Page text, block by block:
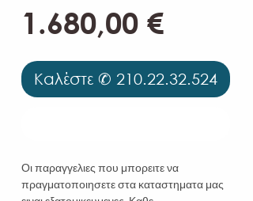
1.680,00 €Τιμή
Καλέστε ✆ 210.22.32.524
Οι παραγγελιες που μπορειτε να
πραγματοποιησετε στα καταστηματα μας